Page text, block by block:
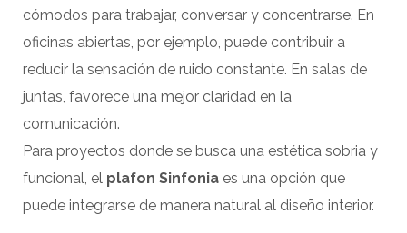
cómodos para trabajar, conversar y concentrarse. En
oficinas abiertas, por ejemplo, puede contribuir a
reducir la sensación de ruido constante. En salas de
juntas, favorece una mejor claridad en la
comunicación.
Para proyectos donde se busca una estética sobria y
funcional, el plafon Sinfonia es una opción que
puede integrarse de manera natural al diseño interior.